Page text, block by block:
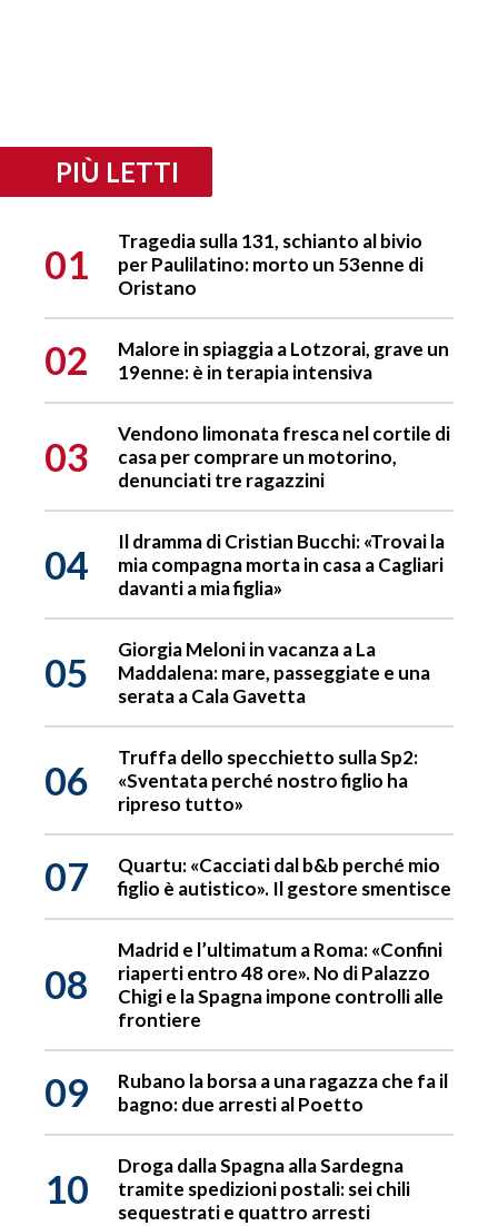
PIÙ LETTI
01
Tragedia sulla 131, schianto al bivio
per Paulilatino: morto un 53enne di
Oristano
02
Malore in spiaggia a Lotzorai, grave un
19enne: è in terapia intensiva
03
Vendono limonata fresca nel cortile di
casa per comprare un motorino,
denunciati tre ragazzini
04
Il dramma di Cristian Bucchi: «Trovai la
mia compagna morta in casa a Cagliari
davanti a mia figlia»
05
Giorgia Meloni in vacanza a La
Maddalena: mare, passeggiate e una
serata a Cala Gavetta
06
Truffa dello specchietto sulla Sp2:
«Sventata perché nostro figlio ha
ripreso tutto»
07
Quartu: «Cacciati dal b&b perché mio
figlio è autistico». Il gestore smentisce
08
Madrid e l’ultimatum a Roma: «Confini
riaperti entro 48 ore». No di Palazzo
Chigi e la Spagna impone controlli alle
frontiere
09
Rubano la borsa a una ragazza che fa il
bagno: due arresti al Poetto
10
Droga dalla Spagna alla Sardegna
tramite spedizioni postali: sei chili
sequestrati e quattro arresti